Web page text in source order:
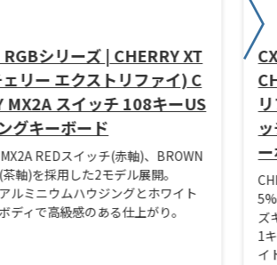
シリーズ | CHERRY XT
リー エクストリファイ) C
MX2A スイッチ 108キーUS
グキーボード
REDスイッチ(赤軸)、BROWN
軸)を採用した2モデル展開。
ルミニウムハウジングとホワイト
ディで高級感のある仕上がり。
ズ
1
イ